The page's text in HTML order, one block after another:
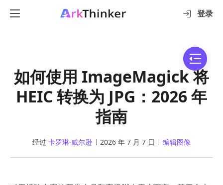
登录
如何使用 ImageMagick 将
HEIC 转换为 JPG：2026 年
指南
经过 卡罗琳·威尔逊 2026 年 7 月 7 日 编辑图像